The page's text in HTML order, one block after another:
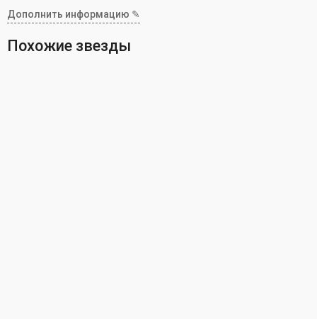
Дополнить информацию ✎
Похожие звезды